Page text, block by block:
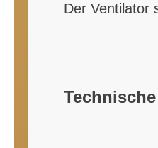
Der Ventilator